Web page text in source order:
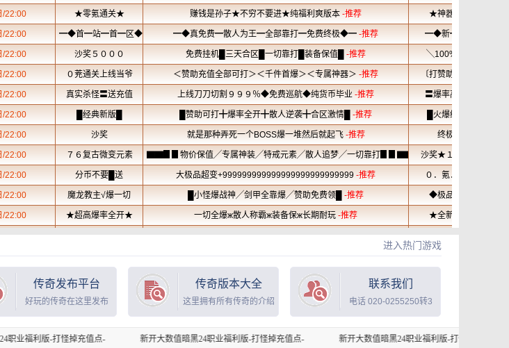
进入热门游戏
传奇发布平台
好玩的传奇在这里发布
传奇版本大全
这里拥有所有传奇的介绍
联系我们
电话 020-0255250转3
充值点- 新开大数值暗黑24职业福利版-打怪掉充值点- 新开大数值暗黑24职业福利版-打怪掉充值点-